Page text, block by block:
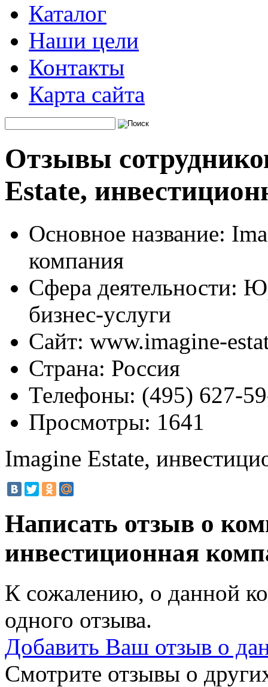
Каталог
Наши цели
Контакты
Карта сайта
Отзывы
Estate,
Основное название:
компания
Сфера деятельности:
бизнес-услуги
Сайт: www.imagine-
Страна: Россия
Телефоны: (495) 627-
Просмотры: 1641
Imagine Estate,
Написать отзыв о
инвестиционная
К сожалению, о данной
одного отзыва.
Добавить Ваш отзыв о
Смотрите отзывы о